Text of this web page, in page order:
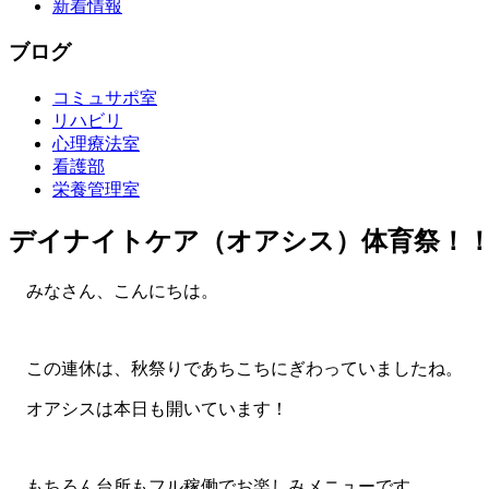
新着情報
ブログ
コミュサポ室
リハビリ
心理療法室
看護部
栄養管理室
デイナイトケア（オアシス）体育祭！
みなさん、こんにちは。
この連休は、秋祭りであちこちにぎわっていましたね。
オアシスは本日も開いています！